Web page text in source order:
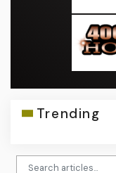
Trending